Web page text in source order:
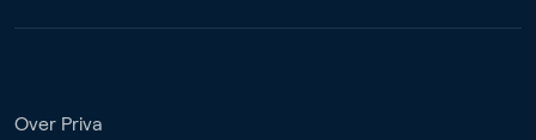
Over Priva